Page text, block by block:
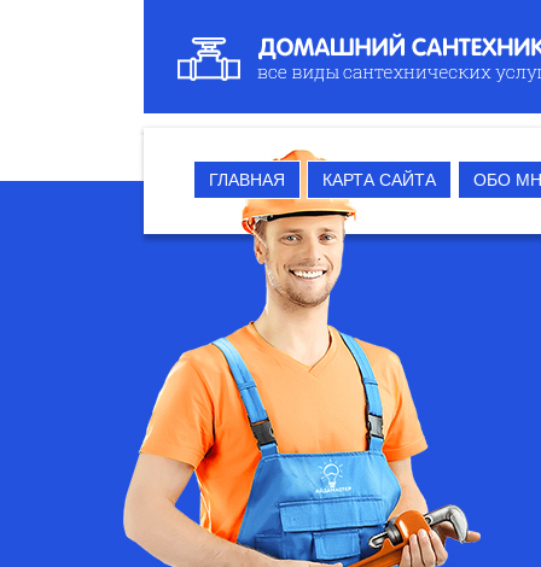
ГЛАВНАЯ КАРТА САЙТА ОБО